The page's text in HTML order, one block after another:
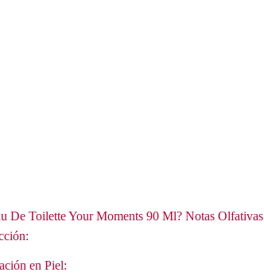
De Toilette Your Moments 90 Ml? Notas Olfativas
en Piel: